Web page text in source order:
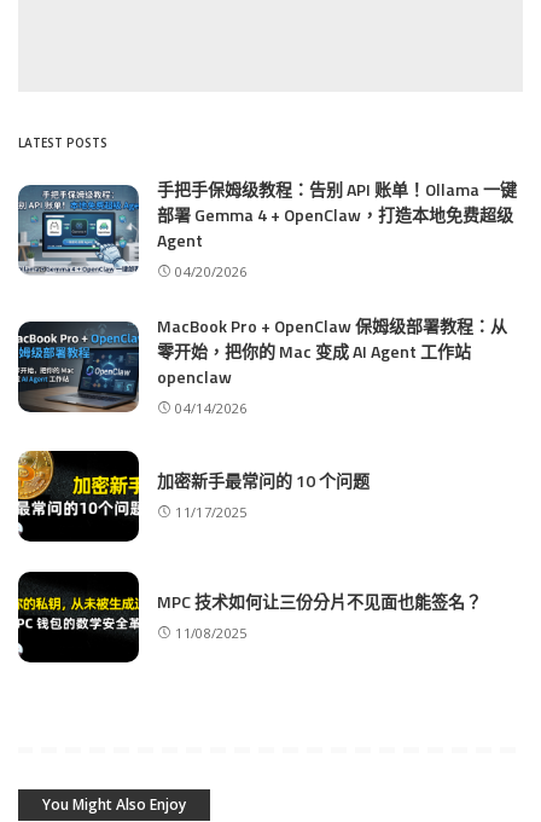
LATEST POSTS
手把手保姆级教程：告别 API 账单！Ollama 一键
部署 Gemma 4 + OpenClaw，打造本地免费超级
Agent
04/20/2026
MacBook Pro + OpenClaw 保姆级部署教程：从
零开始，把你的 Mac 变成 AI Agent 工作站
openclaw
04/14/2026
加密新手最常问的 10 个问题
11/17/2025
MPC 技术如何让三份分片不见面也能签名？
11/08/2025
You Might Also Enjoy